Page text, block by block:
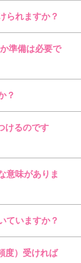
られますか？
準備は必要で
？
けるのです
意味がありま
ていますか？
度）受ければ